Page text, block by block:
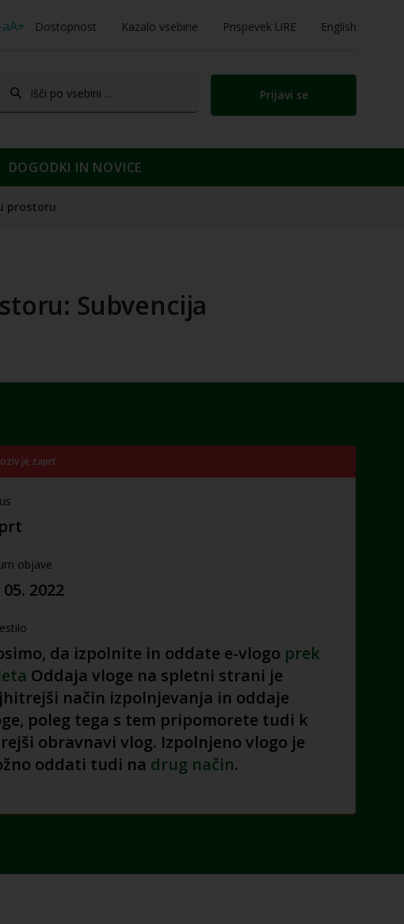
Dostopnost Kazalo vsebine Prispevek URE English
Prijavi se
DOGODKI IN NOVICE
prostoru
Subvencija
je zaprt
objave
05. 2022
da izpolnite in oddate e-vlogo prek
Oddaja vloge na spletni strani je
način izpolnjevanja in oddaje
poleg tega s tem pripomorete tudi k
obravnavi vlog. Izpolnjeno vlogo je
oddati tudi na drug način.